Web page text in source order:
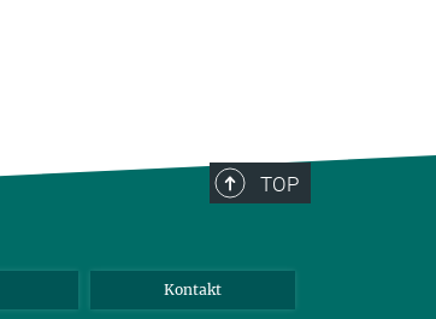
TOP
Kontakt